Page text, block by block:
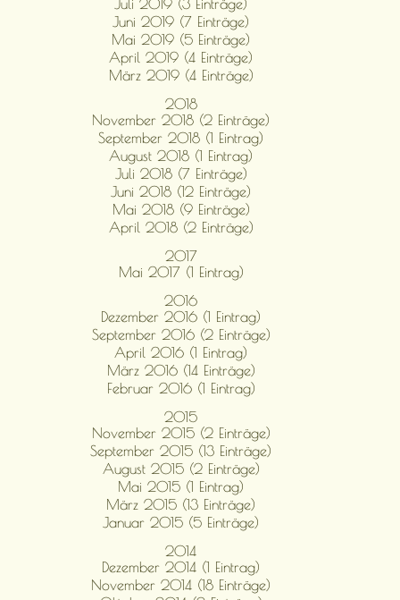
Juli 2019 (3 Einträge)
Juni 2019 (7 Einträge)
Mai 2019 (5 Einträge)
April 2019 (4 Einträge)
März 2019 (4 Einträge)
2018
November 2018 (2 Einträge)
September 2018 (1 Eintrag)
August 2018 (1 Eintrag)
Juli 2018 (7 Einträge)
Juni 2018 (12 Einträge)
Mai 2018 (9 Einträge)
April 2018 (2 Einträge)
2017
Mai 2017 (1 Eintrag)
2016
Dezember 2016 (1 Eintrag)
September 2016 (2 Einträge)
April 2016 (1 Eintrag)
März 2016 (14 Einträge)
Februar 2016 (1 Eintrag)
2015
November 2015 (2 Einträge)
September 2015 (13 Einträge)
August 2015 (2 Einträge)
Mai 2015 (1 Eintrag)
März 2015 (13 Einträge)
Januar 2015 (5 Einträge)
2014
Dezember 2014 (1 Eintrag)
November 2014 (18 Einträge)